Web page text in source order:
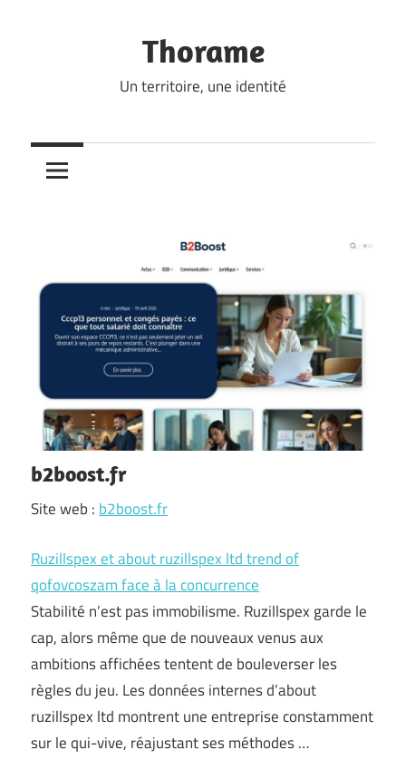
Thorame
Un territoire, une identité
b2boost.fr
Site web : b2boost.fr
Ruzillspex et about ruzillspex ltd trend of
qofovcoszam face à la concurrence
Stabilité n’est pas immobilisme. Ruzillspex garde le
cap, alors même que de nouveaux venus aux
ambitions affichées tentent de bouleverser les
règles du jeu. Les données internes d’about
ruzillspex ltd montrent une entreprise constamment
sur le qui-vive, réajustant ses méthodes …